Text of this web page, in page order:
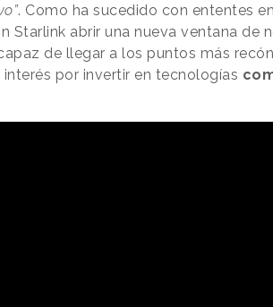
. Como ha sucedido con ententes
Starlink abrir una nueva ventana de
de llegar a los puntos más
interés por invertir en tecnologías